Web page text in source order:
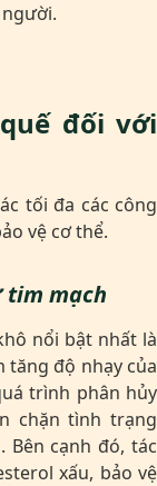
đối với
tối đa các công
vệ cơ thể.
tim mạch
nổi bật nhất là
tăng độ nhạy của
trình phân hủy
chặn tình trạng
cạnh đó, tác
xấu, bảo vệ